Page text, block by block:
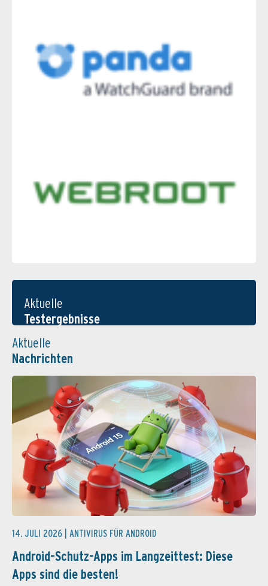
Aktuelle
Testergebnisse
Aktuelle
Nachrichten
14. JULI 2026 | ANTIVIRUS FÜR ANDROID
Android-Schutz-Apps im Langzeittest: Diese
Apps sind die besten!